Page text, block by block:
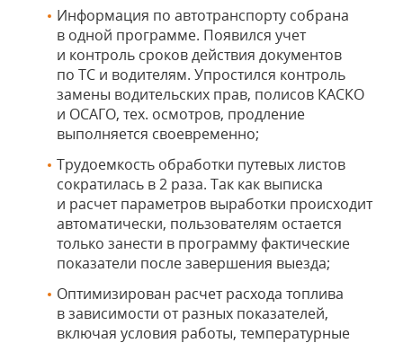
Информация по автотранспорту собрана
в одной программе. Появился учет
и контроль сроков действия документов
по ТС и водителям. Упростился контроль
замены водительских прав, полисов КАСКО
и ОСАГО, тех. осмотров, продление
выполняется своевременно;
Трудоемкость обработки путевых листов
сократилась в 2 раза. Так как выписка
и расчет параметров выработки происходит
автоматически, пользователям остается
только занести в программу фактические
показатели после завершения выезда;
Оптимизирован расчет расхода топлива
в зависимости от разных показателей,
включая условия работы, температурные